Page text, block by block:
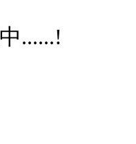
......!